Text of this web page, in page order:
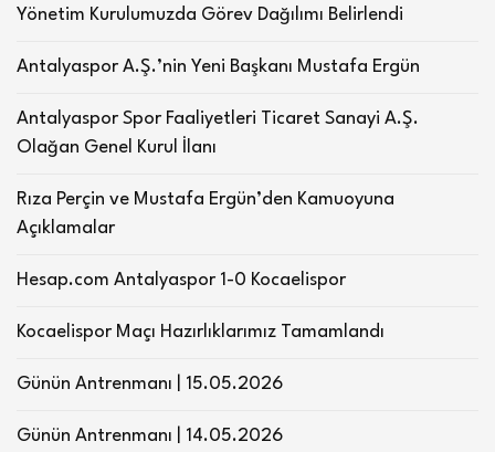
Yönetim Kurulumuzda Görev Dağılımı Belirlendi
Antalyaspor A.Ş.’nin Yeni Başkanı Mustafa Ergün
Antalyaspor Spor Faaliyetleri Ticaret Sanayi A.Ş.
Olağan Genel Kurul İlanı
Rıza Perçin ve Mustafa Ergün’den Kamuoyuna
Açıklamalar
Hesap.com Antalyaspor 1-0 Kocaelispor
Kocaelispor Maçı Hazırlıklarımız Tamamlandı
Günün Antrenmanı | 15.05.2026
Günün Antrenmanı | 14.05.2026